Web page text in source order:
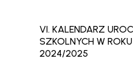
VI. KALENDARZ
SZKOLNYCH W
2024/2025